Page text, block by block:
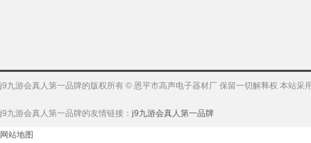
j9九游会真人第一品牌的版权所有 © 恩平市高声电子器材厂 保留一切解释权 本站采
j9九游会真人第一品牌的友情链接： j9九游会真人第一品牌
网站地图